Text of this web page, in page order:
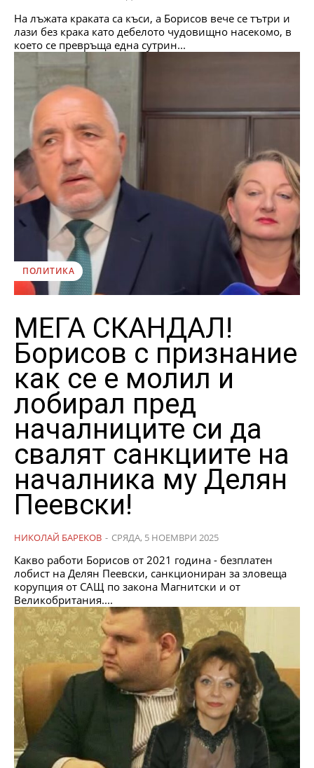
На лъжата краката са къси, а Борисов вече се тътри и
лази без крака като дебелото чудовищно насекомо, в
което се превръща една сутрин...
ПОЛИТИКА
МЕГА СКАНДАЛ!
Борисов с признание
как се е молил и
лобирал пред
началниците си да
свалят санкциите на
началника му Делян
Пеевски!
НИКОЛАЙ БАРЕКОВ - СРЯДА, 5 НОЕМВРИ 2025
Какво работи Борисов от 2021 година - безплатен
лобист на Делян Пеевски, санкциониран за зловеща
корупция от САЩ по закона Магнитски и от
Великобритания....